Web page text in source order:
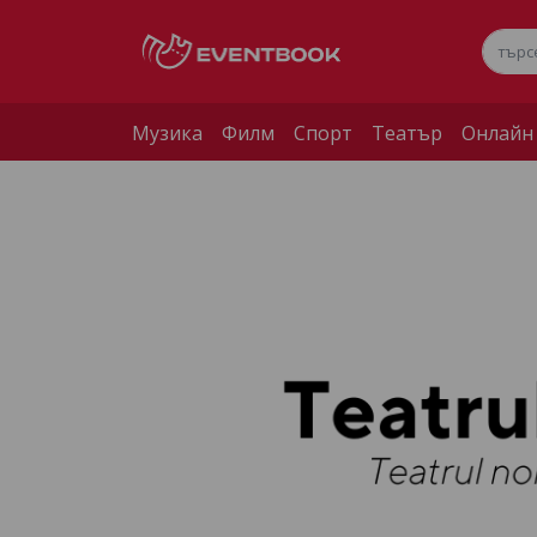
Музика Филм Спорт Театър Онлайн